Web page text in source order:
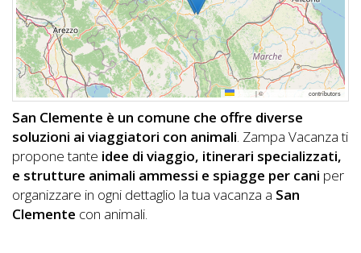
INFO
A
DOG
CHIEDI
CODICE
SCONTO
Leaflet |©OpenStreetMap contributors
San Clemente è un comune che offre diverse
soluzioni ai viaggiatori con animali. Zampa Vacanza ti
propone tante idee di viaggio, itinerari specializzati,
e strutture animali ammessi e spiagge per cani per
organizzare in ogni dettaglio la tua vacanza a San
Clemente con animali.